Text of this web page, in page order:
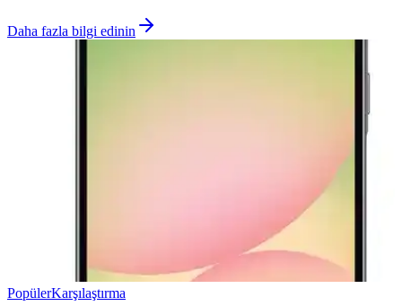
Daha fazla bilgi edinin
PopülerKarşılaştırma